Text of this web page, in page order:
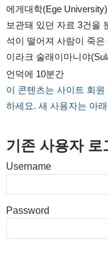
에게대학(Ege
보관돼 있던 자료 3건을
석이 떨어져 사람이 죽
이라크 술래이마니야
언덕에 10분간
이 콘텐츠는 사이트 회
하세요. 새 사용자는 아
기존 사용자 로
Username
Password